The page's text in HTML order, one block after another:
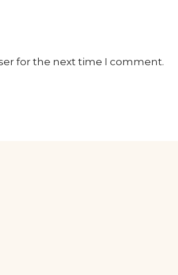
for the next time I comment.